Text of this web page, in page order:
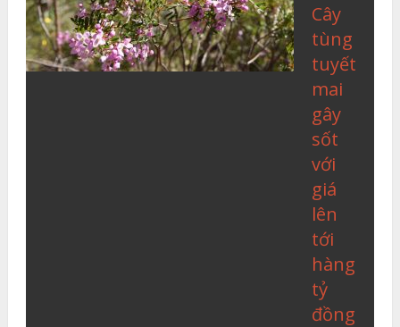
Cây
tùng
tuyết
mai
gây
sốt
với
giá
lên
tới
hàng
tỷ
đồng